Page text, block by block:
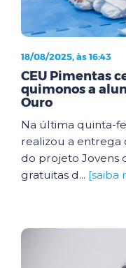
18/08/2025, às 16:43
CEU Pimentas
quimonos a
Ouro
Na última quinta-
realizou a entrega
do projeto Jovens
gratuitas d... [saiba